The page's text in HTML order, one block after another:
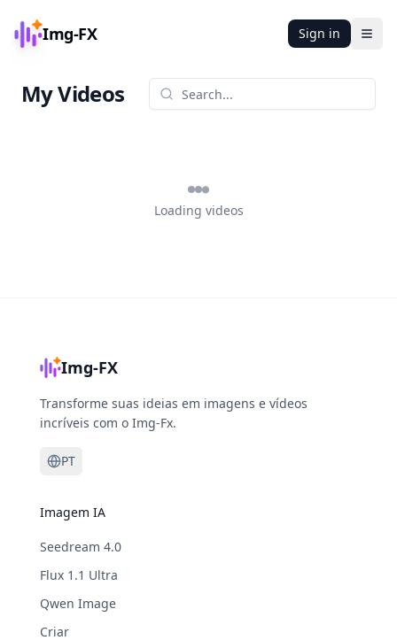
Img-FX Sign in
My Videos
Loading videos
Img-FX
Transforme suas ideias em imagens e vídeos
incríveis com o Img-Fx.
PT
Imagem IA
Seedream 4.0
Flux 1.1 Ultra
Qwen Image
Criar